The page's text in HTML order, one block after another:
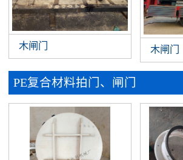
木闸门 木闸门
PE复合材料拍门、闸门